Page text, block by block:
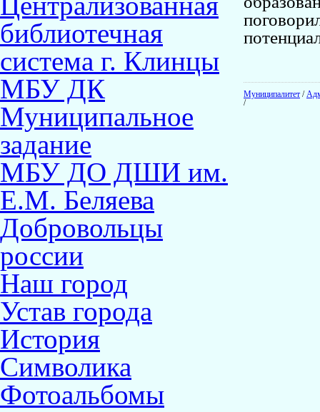
библиотечная
система г. Клинцы
МБУ ДК
Муниципальное
задание
МБУ ДО ДШИ им.
Е.М. Беляева
Добровольцы
россии
Муниципалитет /
/
Наш город
Устав города
История
Символика
Фотоальбомы